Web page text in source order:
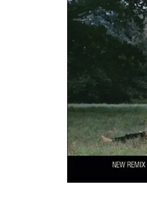
*NEW RELEASE (最新約3ヶ
*NEW RELEASE (最新約3ヶ
*NEW RELEASE (最新約3
*NEW RELEASE (最新約3
*NEW RELEASE (最新約3ヶ
*NEW RELEASE (最新約3ヶ
*NEW RELEASE (最新約3ヶ
*NEW RELEASE (最新約3ヶ
*NEW RELEASE (最新約3ヶ
*NEW RELEASE (最新約3